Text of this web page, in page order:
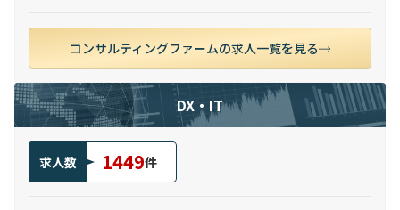
コンサルティングファームの求人一覧を見る
DX・IT
求人数 1449件